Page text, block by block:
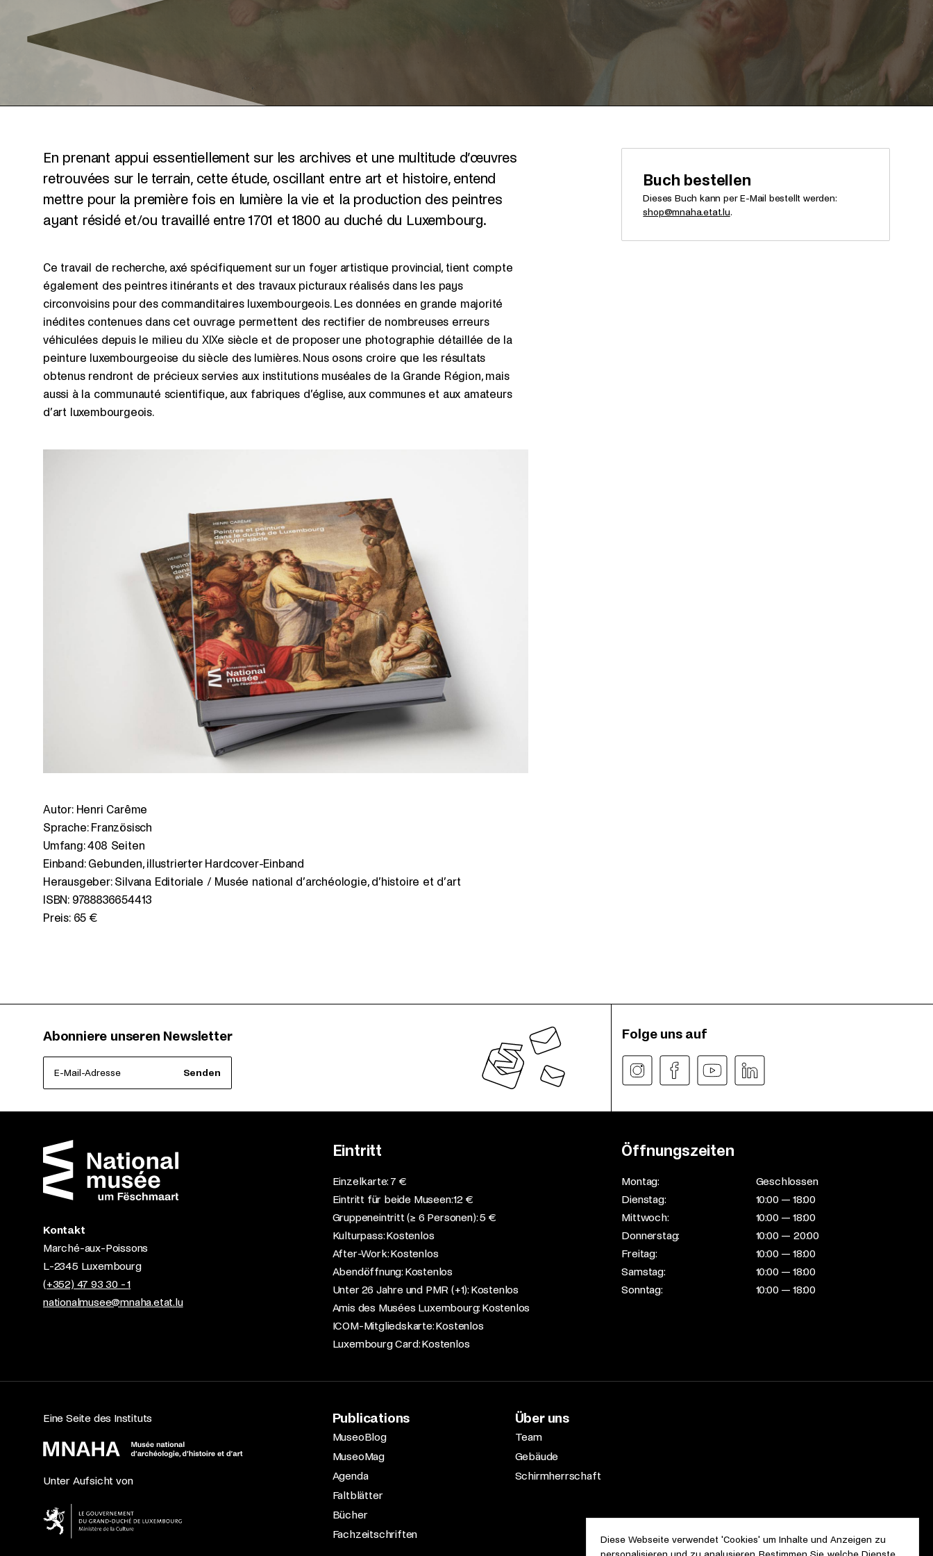
En prenant appui essentiellement sur les archives et une multitude d’œuvres
retrouvées sur le terrain, cette étude, oscillant entre art et histoire, entend
mettre pour la première fois en lumière la vie et la production des peintres
ayant résidé et/ou travaillé entre 1701 et 1800 au duché du Luxembourg.
Ce travail de recherche, axé spécifiquement sur un foyer artistique provincial, tient compte
également des peintres itinérants et des travaux picturaux réalisés dans les pays
circonvoisins pour des commanditaires luxembourgeois. Les données en grande majorité
inédites contenues dans cet ouvrage permettent des rectifier de nombreuses erreurs
véhiculées depuis le milieu du XIXe siècle et de proposer une photographie détaillée de la
peinture luxembourgeoise du siècle des lumières. Nous osons croire que les résultats
obtenus rendront de précieux servies aux institutions muséales de la Grande Région, mais
aussi à la communauté scientifique, aux fabriques d’église, aux communes et aux amateurs
d’art luxembourgeois.
Autor: Henri Carême
Sprache: Französisch
Umfang: 408 Seiten
Einband: Gebunden, illustrierter Hardcover-Einband
Herausgeber: Silvana Editoriale / Musée national d’archéologie, d’histoire et d’art
ISBN: 9788836654413
Preis: 65 €
Buch bestellen
Dieses Buch kann per E-Mail bestellt werden:
shop@mnaha.etat.lu.
Abonniere unseren Newsletter
E-Mail-Adresse Senden
Folge uns auf
Kontakt
Marché-aux-Poissons
L-2345 Luxembourg
(+352) 47 93 30 - 1
nationalmusee@mnaha.etat.lu
Eintritt
Einzelkarte: 7 €​
Eintritt für beide Museen: 12 €​
Gruppeneintritt (≥ 6 Personen): 5 €​
Kulturpass: Kostenlos​
After-Work: Kostenlos​
Abendöffnung: Kostenlos​
Unter 26 Jahre und PMR (+1): Kostenlos​
Amis des Musées Luxembourg: Kostenlos​
ICOM-Mitgliedskarte: Kostenlos​
Luxembourg Card: Kostenlos
Öffnungszeiten
Montag:
Geschlossen
Dienstag:
10:00 — 18:00
Mittwoch:
10:00 — 18:00
Donnerstag:
10:00 — 20:00
Freitag:
10:00 — 18:00
Samstag:
10:00 — 18:00
Sonntag:
10:00 — 18:00
Eine Seite des Instituts
Unter Aufsicht von
Publications
MuseoBlog
MuseoMag
Agenda
Faltblätter
Bücher
Fachzeitschriften
Über uns
Team
Gebäude
Schirmherrschaft
Diese Webseite verwendet 'Cookies' um Inhalte und Anzeigen zu